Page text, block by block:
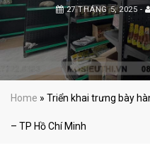
27 THÁNG 5, 2025 -
Home » Triển khai trưng bày
– TP Hồ Chí Minh